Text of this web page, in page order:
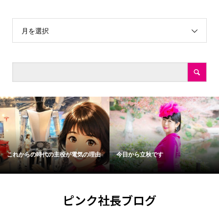
月を選択
これからの時代の主役が電気の理由 今日から立秋です
ピンク社長ブログ